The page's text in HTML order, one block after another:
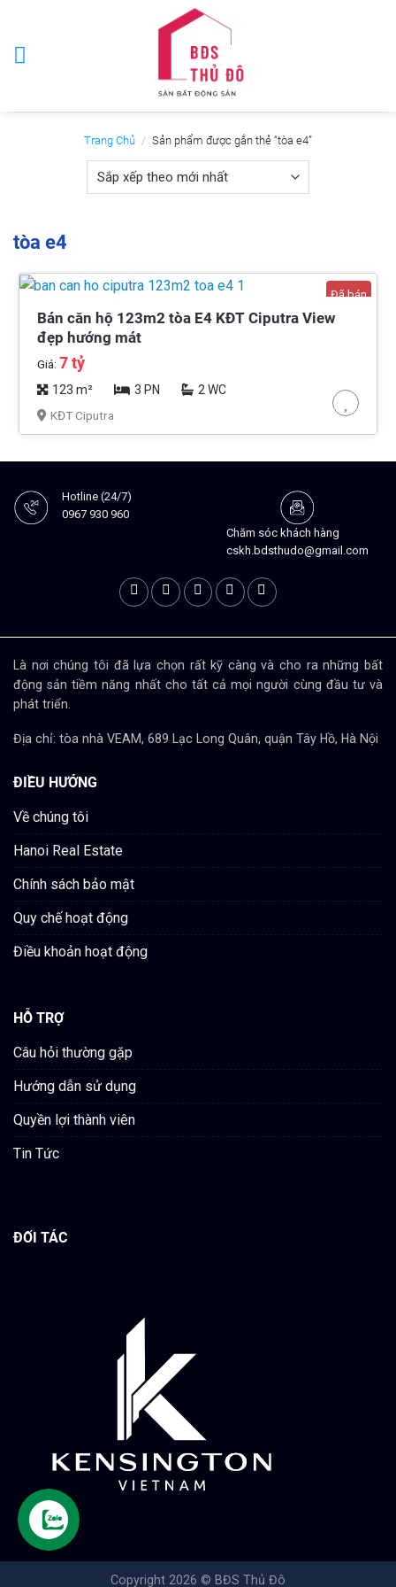
content
Trang Chủ / Sản phẩm được gắn thẻ “tòa e4”
tòa e4
Đã bán
Bán căn hộ 123m2 tòa E4 KĐT Ciputra View
đẹp hướng mát
Giá: 7 tỷ
123 m² 3 PN
2 WC
KĐT Ciputra
Hotline (24/7)
0967 930 960
Chăm sóc khách hàng
cskh.bdsthudo@gmail.com
Là nơi chúng tôi đã lựa chọn rất kỹ càng và cho ra những bất
động sản tiềm năng nhất cho tất cả mọi người cùng đầu tư và
phát triển.
Địa chỉ: tòa nhà VEAM, 689 Lạc Long Quân, quận Tây Hồ, Hà Nội
ĐIỀU HƯỚNG
Về chúng tôi
Hanoi Real Estate
Chính sách bảo mật
Quy chế hoạt động
Điều khoản hoạt động
HỖ TRỢ
Câu hỏi thường gặp
Hướng dẫn sử dụng
Quyền lợi thành viên
Tin Tức
ĐỐI TÁC
Copyright 2026 © BĐS Thủ Đô